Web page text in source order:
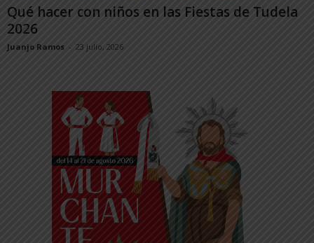
Qué hacer con niños en las Fiestas de Tudela
2026
Juanjo Ramos - 23 julio, 2026